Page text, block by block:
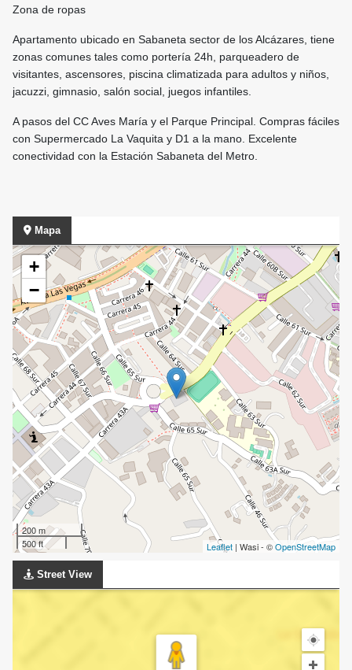
Zona de ropas
Apartamento ubicado en Sabaneta sector de los Alcázares, tiene
zonas comunes tales como portería 24h, parqueadero de
visitantes, ascensores, piscina climatizada para adultos y niños,
jacuzzi, gimnasio, salón social, juegos infantiles.
A pasos del CC Aves María y el Parque Principal. Compras fáciles
con Supermercado La Vaquita y D1 a la mano. Excelente
conectividad con la Estación Sabaneta del Metro.
Mapa
+
−
200 m
500 ft
Leaflet | Wasi - ©OpenStreetMap
Street View